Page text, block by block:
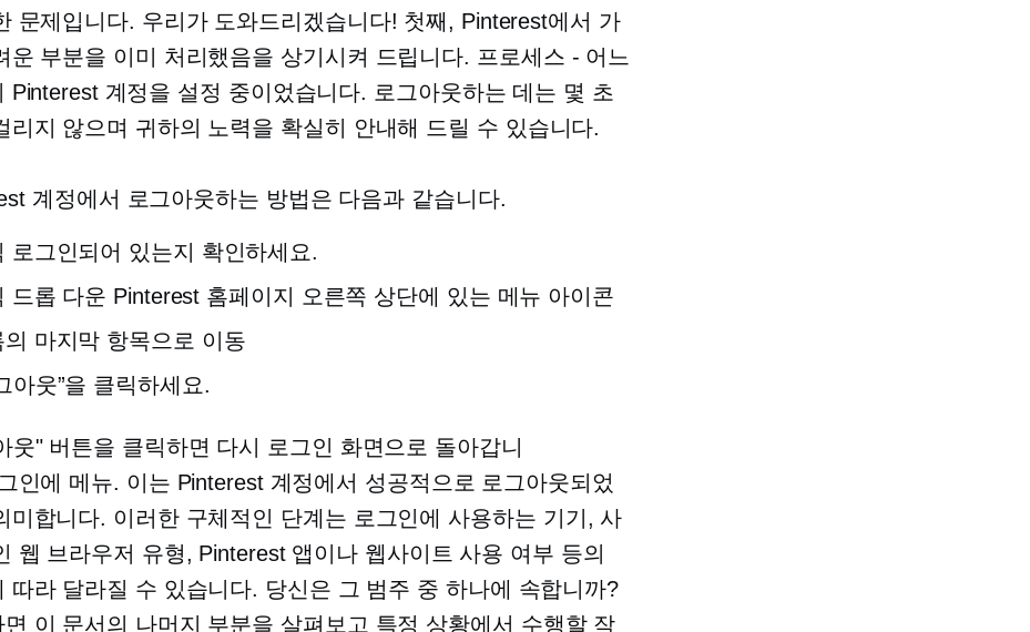
문제입니다. 우리가 도와드리겠습니다! 첫째, Pinterest에서 가
운 부분을 이미 처리했음을 상기시켜 드립니다. 프로세스 - 어느
Pinterest 계정을 설정 중이었습니다. 로그아웃하는 데는 몇 초
리지 않으며 귀하의 노력을 확실히 안내해 드릴 수 있습니다.
계정에서 로그아웃하는 방법은 다음과 같습니다.
로그인되어 있는지 확인하세요.
드롭 다운 Pinterest 홈페이지 오른쪽 상단에 있는 메뉴 아이콘
의 마지막 항목으로 이동
아웃”을 클릭하세요.
웃" 버튼을 클릭하면 다시 로그인 화면으로 돌아갑니
인에 메뉴. 이는 Pinterest 계정에서 성공적으로 로그아웃되었
미합니다. 이러한 구체적인 단계는 로그인에 사용하는 기기, 사
웹 브라우저 유형, Pinterest 앱이나 웹사이트 사용 여부 등의
따라 달라질 수 있습니다. 당신은 그 범주 중 하나에 속합니까?
면 이 문서의 나머지 부분을 살펴보고 특정 상황에서 수행할 작